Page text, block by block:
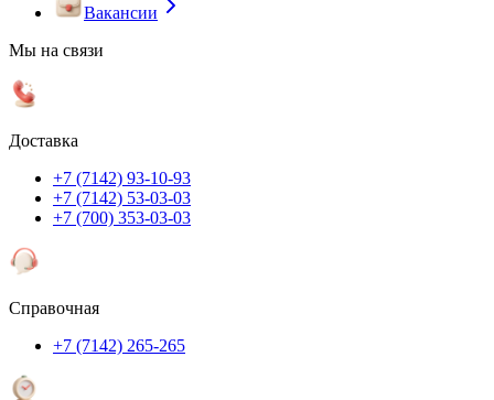
Вакансии
Мы на связи
Доставка
+7 (7142) 93-10-93
+7 (7142) 53-03-03
+7 (700) 353-03-03
Справочная
+7 (7142) 265-265